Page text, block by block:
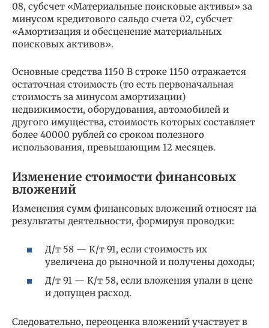
08, субсчет «Материальные поисковые активы» за
минусом кредитового сальдо счета 02, субсчет
«Амортизация и обесценение материальных
поисковых активов».
Основные средства 1150 В строке 1150 отражается
остаточная стоимость (то есть первоначальная
стоимость за минусом амортизации)
недвижимости, оборудования, автомобилей и
другого имущества, стоимость которых составляет
более 40000 рублей со сроком полезного
использования, превышающим 12 месяцев.
Изменение стоимости финансовых
вложений
Изменения сумм финансовых вложений относят на
результаты деятельности, формируя проводки:
Д/т 58 — К/т 91, если стоимость их
увеличена до рыночной и получены доходы;
Д/т 91 — К/т 58, если вложения упали в цене
и допущен расход.
Следовательно, переоценка вложений участвует в